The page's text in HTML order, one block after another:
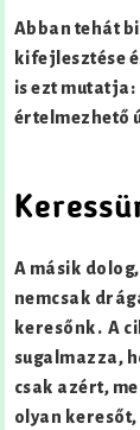
Abban tehát
kifejlesztése
is ezt mutatja:
értelmezhető
A másik
nemcsak
keresőnk. A
sugalmazza,
csak azért,
olyan